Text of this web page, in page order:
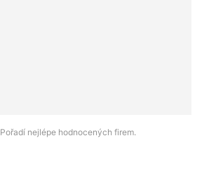
Pořadí nejlépe hodnocených firem.